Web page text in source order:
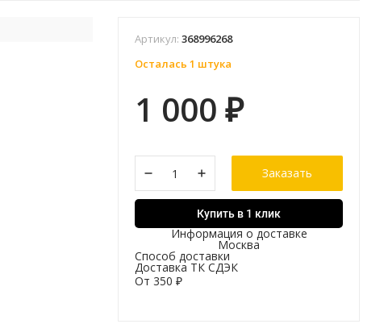
Артикул: 368996268
Осталась 1 штука
1 000 ₽
Заказать
Купить в 1 клик
Информация о доставке
Москва
Способ доставки
Доставка ТК СДЭК
От 350 ₽